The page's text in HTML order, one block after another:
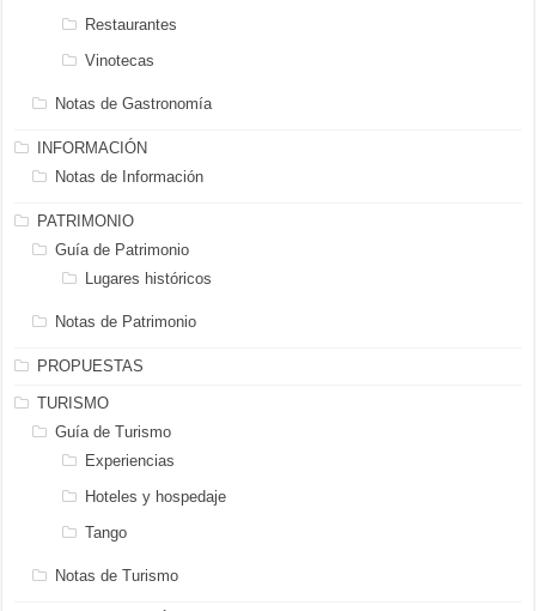
Restaurantes
Vinotecas
Notas de Gastronomía
INFORMACIÓN
Notas de Información
PATRIMONIO
Guía de Patrimonio
Lugares históricos
Notas de Patrimonio
PROPUESTAS
TURISMO
Guía de Turismo
Experiencias
Hoteles y hospedaje
Tango
Notas de Turismo